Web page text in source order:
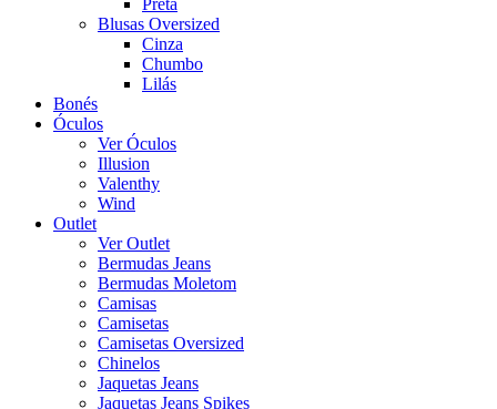
Preta
Blusas Oversized
Cinza
Chumbo
Lilás
Bonés
Óculos
Ver Óculos
Illusion
Valenthy
Wind
Outlet
Ver Outlet
Bermudas Jeans
Bermudas Moletom
Camisas
Camisetas
Camisetas Oversized
Chinelos
Jaquetas Jeans
Jaquetas Jeans Spikes